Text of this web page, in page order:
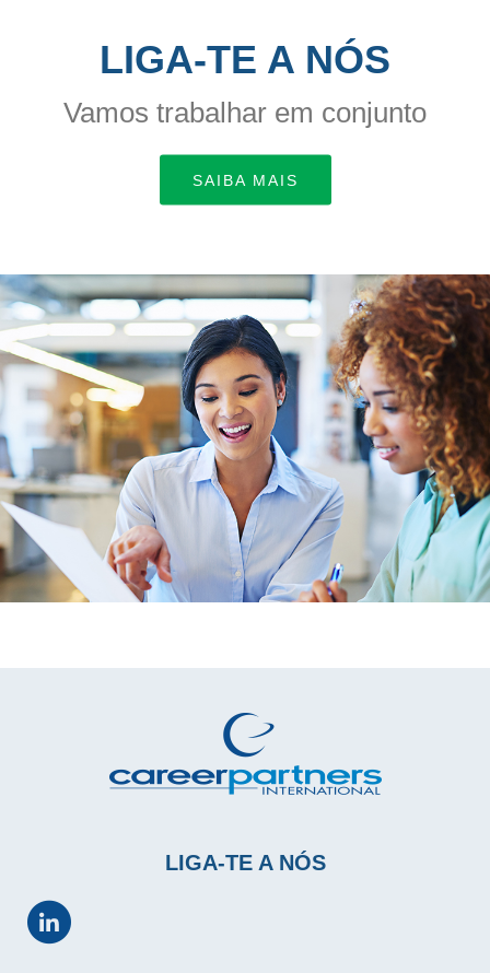
LIGA-TE A NÓS
Vamos trabalhar em conjunto
SAIBA MAIS
LIGA-TE A NÓS